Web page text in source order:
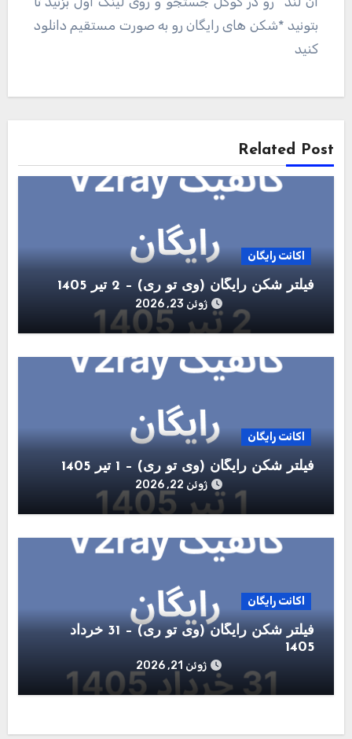
بتونید *شکن های رایگان رو به صورت مستقیم دانلود
کنید
راهبری
Related Post
اکانت رایگان
فیلتر شکن رایگان (وی تو ری) – 2 تیر 1405
ژوئن 23, 2026
اکانت رایگان
فیلتر شکن رایگان (وی تو ری) – 1 تیر 1405
ژوئن 22, 2026
اکانت رایگان
فیلتر شکن رایگان (وی تو ری) – 31 خرداد
1405
ژوئن 21, 2026